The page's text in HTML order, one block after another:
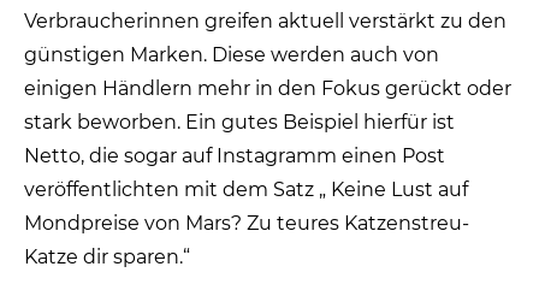
Verbraucherinnen greifen aktuell verstärkt zu den
günstigen Marken. Diese werden auch von
einigen Händlern mehr in den Fokus gerückt oder
stark beworben. Ein gutes Beispiel hierfür ist
Netto, die sogar auf Instagramm einen Post
veröffentlichten mit dem Satz „ Keine Lust auf
Mondpreise von Mars? Zu teures Katzenstreu-
Katze dir sparen.“